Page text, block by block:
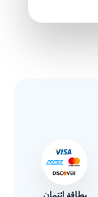
بطاقة ائتمان